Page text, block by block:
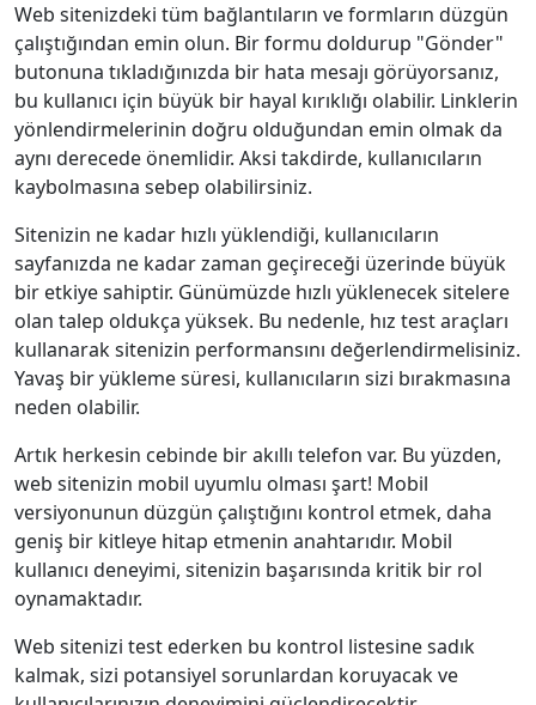
Web sitenizdeki tüm bağlantıların ve formların düzgün
çalıştığından emin olun. Bir formu doldurup "Gönder"
butonuna tıkladığınızda bir hata mesajı görüyorsanız,
bu kullanıcı için büyük bir hayal kırıklığı olabilir. Linklerin
yönlendirmelerinin doğru olduğundan emin olmak da
aynı derecede önemlidir. Aksi takdirde, kullanıcıların
kaybolmasına sebep olabilirsiniz.
Sitenizin ne kadar hızlı yüklendiği, kullanıcıların
sayfanızda ne kadar zaman geçireceği üzerinde büyük
bir etkiye sahiptir. Günümüzde hızlı yüklenecek sitelere
olan talep oldukça yüksek. Bu nedenle, hız test araçları
kullanarak sitenizin performansını değerlendirmelisiniz.
Yavaş bir yükleme süresi, kullanıcıların sizi bırakmasına
neden olabilir.
Artık herkesin cebinde bir akıllı telefon var. Bu yüzden,
web sitenizin mobil uyumlu olması şart! Mobil
versiyonunun düzgün çalıştığını kontrol etmek, daha
geniş bir kitleye hitap etmenin anahtarıdır. Mobil
kullanıcı deneyimi, sitenizin başarısında kritik bir rol
oynamaktadır.
Web sitenizi test ederken bu kontrol listesine sadık
kalmak, sizi potansiyel sorunlardan koruyacak ve